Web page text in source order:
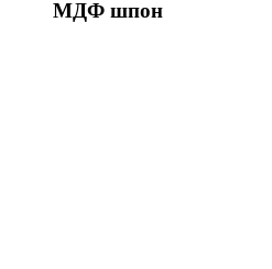
МДФ шпон